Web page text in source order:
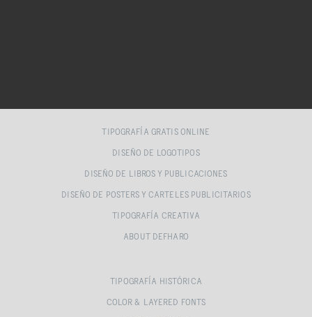
TIPOGRAFÍA GRATIS ONLINE
DISEÑO DE LOGOTIPOS
DISEÑO DE LIBROS Y PUBLICACIONES
DISEÑO DE POSTERS Y CARTELES PUBLICITARIOS
TIPOGRAFÍA CREATIVA
ABOUT DEFHARO
TIPOGRAFÍA HISTÓRICA
COLOR & LAYERED FONTS